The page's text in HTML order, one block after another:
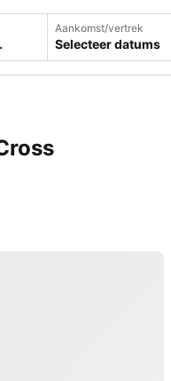
Aankomst/vertrek
Selecteer datums